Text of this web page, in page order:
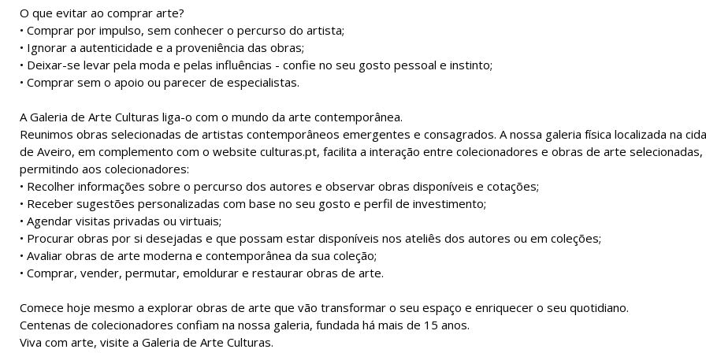
O que evitar ao comprar arte?
• Comprar por impulso, sem conhecer o percurso do artista;
• Ignorar a autenticidade e a proveniência das obras;
• Deixar-se levar pela moda e pelas influências - confie no seu gosto pessoal e instinto;
• Comprar sem o apoio ou parecer de especialistas.
A Galeria de Arte Culturas liga-o com o mundo da arte contemporânea.
Reunimos obras selecionadas de artistas contemporâneos emergentes e consagrados. A nossa galeria física localizada na
de Aveiro, em complemento com o website culturas.pt, facilita a interação entre colecionadores e obras de arte selecionadas,
permitindo aos colecionadores:
• Recolher informações sobre o percurso dos autores e observar obras disponíveis e cotações;
• Receber sugestões personalizadas com base no seu gosto e perfil de investimento;
• Agendar visitas privadas ou virtuais;
• Procurar obras por si desejadas e que possam estar disponíveis nos ateliês dos autores ou em coleções;
• Avaliar obras de arte moderna e contemporânea da sua coleção;
• Comprar, vender, permutar, emoldurar e restaurar obras de arte.
Comece hoje mesmo a explorar obras de arte que vão transformar o seu espaço e enriquecer o seu quotidiano.
Centenas de colecionadores confiam na nossa galeria, fundada há mais de 15 anos.
Viva com arte, visite a Galeria de Arte Culturas.